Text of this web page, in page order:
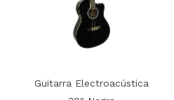
Guitarra Electroacústica